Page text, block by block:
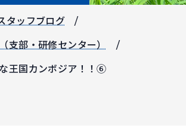
タッフブログ
支部・研修センター）
王国カンボジア！！⑥